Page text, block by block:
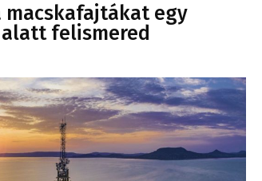
macskafajtákat egy
felismered